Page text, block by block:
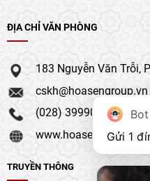
ĐỊA CHỈ VĂN PHÒNG
183 Nguyễn Văn Trỗi,
cskh@hoasengroup.vn
(028) 39990 111
www.hoasengroup.vn
TRUYỀN THÔNG
Gửi 1